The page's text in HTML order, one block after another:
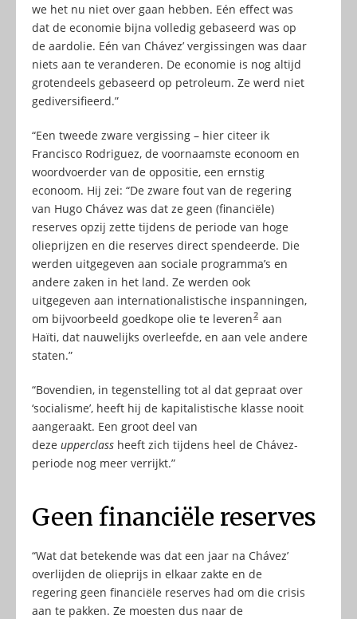
we het nu niet over gaan hebben. Eén effect was
dat de economie bijna volledig gebaseerd was op
de aardolie. Eén van Chávez’ vergissingen was daar
niets aan te veranderen. De economie is nog altijd
grotendeels gebaseerd op petroleum. Ze werd niet
gediversifieerd.”
“Een tweede zware vergissing – hier citeer ik
Francisco Rodriguez, de voornaamste econoom en
woordvoerder van de oppositie, een ernstig
econoom. Hij zei: “De zware fout van de regering
van Hugo Chávez was dat ze geen (financiële)
reserves opzij zette tijdens de periode van hoge
olieprijzen en die reserves direct spendeerde. Die
werden uitgegeven aan sociale programma’s en
andere zaken in het land. Ze werden ook
uitgegeven aan internationalistische inspanningen,
om bijvoorbeeld goedkope olie te leveren2 aan
Haïti, dat nauwelijks overleefde, en aan vele andere
staten.”
“Bovendien, in tegenstelling tot al dat gepraat over
‘socialisme’, heeft hij de kapitalistische klasse nooit
aangeraakt. Een groot deel van
deze upperclass heeft zich tijdens heel de Chávez-
periode nog meer verrijkt.”
Geen financiële reserves
“Wat dat betekende was dat een jaar na Chávez’
overlijden de olieprijs in elkaar zakte en de
regering geen financiële reserves had om die crisis
aan te pakken. Ze moesten dus naar de